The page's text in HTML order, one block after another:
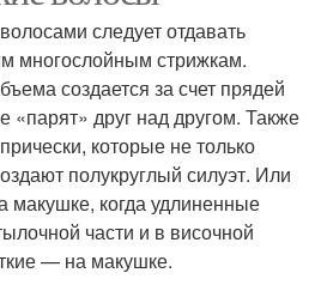
следует отдавать
многослойным стрижкам.
создается за счет прядей
«парят» друг над другом. Также
которые не только
полукруглый силуэт. Или
макушке, когда удлиненные
части и в височной
— на макушке.